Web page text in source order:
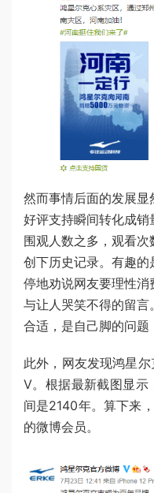
然而事情后面的发展
好评支持瞬间转化成销
围观人数之多，观看次
创下历史记录。有趣
停地劝说网友要理性
与让人哭笑不得的留
合适，是自己脚的问题
此外，网友发现鸿星
V。根据最新截图显示
间是2140年。算下来
的微博会员。